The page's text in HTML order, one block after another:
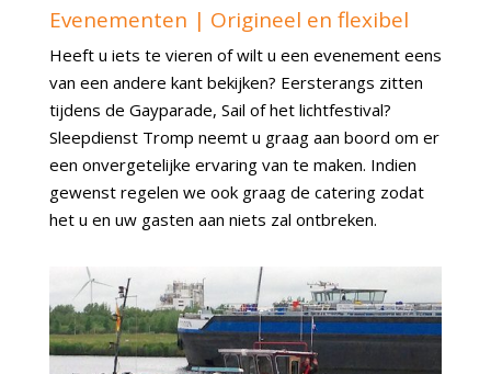
Evenementen | Origineel en flexibel
Heeft u iets te vieren of wilt u een evenement eens
van een andere kant bekijken? Eersterangs zitten
tijdens de Gayparade, Sail of het lichtfestival?
Sleepdienst Tromp neemt u graag aan boord om er
een onvergetelijke ervaring van te maken. Indien
gewenst regelen we ook graag de catering zodat
het u en uw gasten aan niets zal ontbreken.